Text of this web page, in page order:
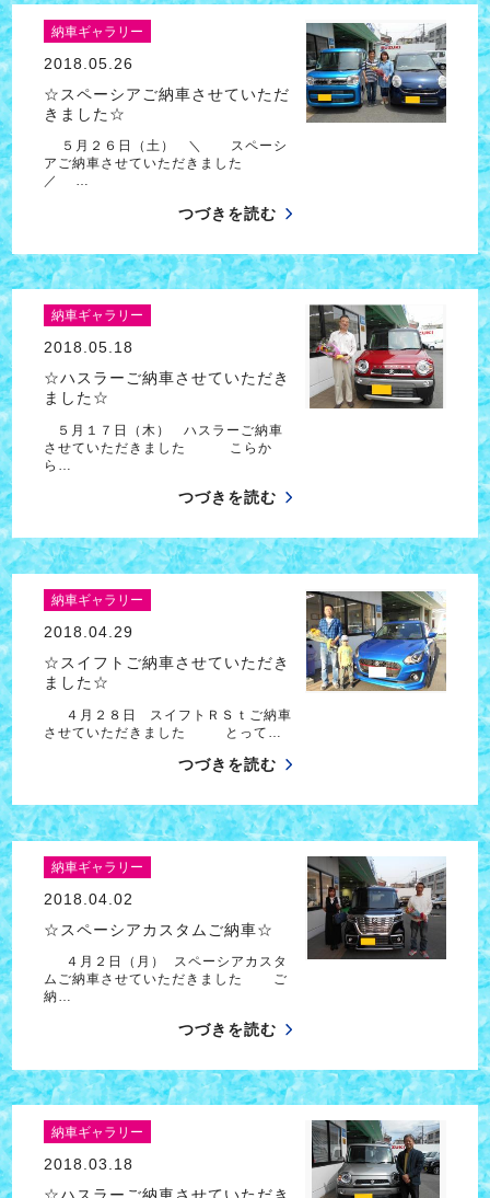
納車ギャラリー
2018.05.26
☆スペーシアご納車させていただ
きました☆
５月２６日（土） ＼ スペーシ
アご納車させていただきました
／ …
つづきを読む
納車ギャラリー
2018.05.18
☆ハスラーご納車させていただき
ました☆
５月１７日（木） ハスラーご納車
させていただきました こらか
ら…
つづきを読む
納車ギャラリー
2018.04.29
☆スイフトご納車させていただき
ました☆
４月２８日 スイフトＲＳｔご納車
させていただきました とって…
つづきを読む
納車ギャラリー
2018.04.02
☆スペーシアカスタムご納車☆
４月２日（月） スペーシアカスタ
ムご納車させていただきました ご
納…
つづきを読む
納車ギャラリー
2018.03.18
☆ハスラーご納車させていただき